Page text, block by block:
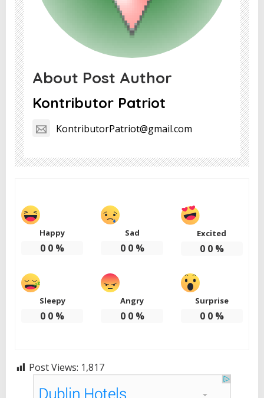
About Post Author
Kontributor Patriot
KontributorPatriot@gmail.com
Happy
0 0 %
Sad
0 0%
Excited
0 0%
Sleepy
0 0 %
Angry
0 0%
Surprise
0 0%
Post Views: 1,817